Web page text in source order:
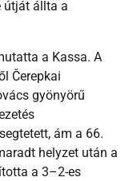
útját állta a
a Kassa. A
Čerepkai
gyönyörű
ám a 66.
helyzet után a
a 3–2-es